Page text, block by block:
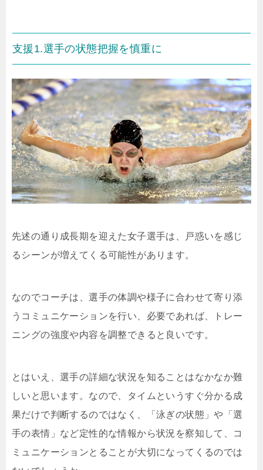
支援1.選手の状態把握を慎重に
先述の通り成長期を迎えた女子選手は、戸惑いを感じ
るシーンが増えてくる可能性があります。
なのでコーチは、選手の体調や様子に合わせて寄り添
うコミュニケーションを行い、必要であれば、トレー
ニングの強度や内容を調整できると良いです。
とはいえ、選手の詳細な状況を知ることはなかなか難
しいと思います。なので、タイムというすぐ分かる成
果だけで判断するのではなく、「泳ぎの状態」や「選
手の表情」など定性的な情報から状況を察知して、コ
ミュニケーションとることが大切になってくるのでは